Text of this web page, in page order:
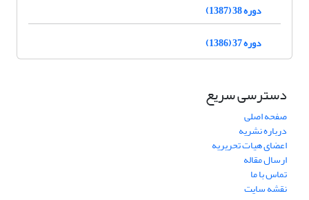
دوره 38 (1387)
دوره 37 (1386)
دسترسی سریع
صفحه اصلی
درباره نشریه
اعضای هیات تحریریه
ارسال مقاله
تماس با ما
نقشه سایت